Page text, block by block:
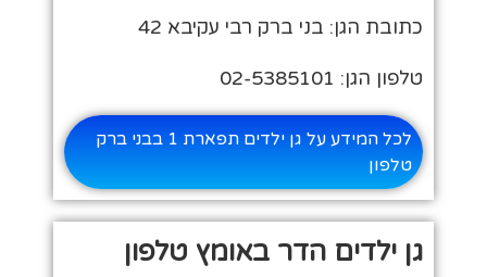
כתובת הגן: בני ברק רבי עקיבא 42
טלפון הגן: 02-5385101
לכל המידע על גן ילדים תפארת 1 בבני ברק
טלפון
גן ילדים הדר באומץ טלפון